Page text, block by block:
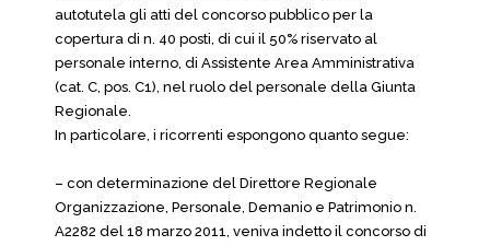
autotutela gli atti del concorso pubblico per la
copertura di n. 40 posti, di cui il 50% riservato al
personale interno, di Assistente Area Amministrativa
(cat. C, pos. C1), nel ruolo del personale della Giunta
Regionale.
In particolare, i ricorrenti espongono quanto segue:
– con determinazione del Direttore Regionale
Organizzazione, Personale, Demanio e Patrimonio n.
A2282 del 18 marzo 2011, veniva indetto il concorso di